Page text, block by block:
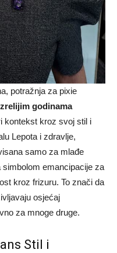
potražnja za pixie
godinama
kontekst kroz svoj stil i
Lepota i zdravlje,
samo za mlađe
emancipacije za
kroz frizuru. To znači da
osjećaj
za mnoge druge.
Stil i